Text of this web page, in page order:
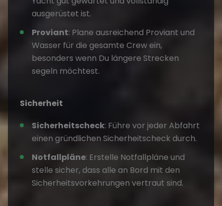
ausgerüstet ist.
Proviant: Plane ausreichend Proviant und
Wasser für die gesamte Crew ein,
besonders wenn Du längere Strecken
segeln möchtest.
Sicherheit
Sicherheitscheck: Führe vor jeder Abfahrt
einen gründlichen Sicherheitscheck durch.
Notfallpläne: Erstelle Notfallpläne und
stelle sicher, dass alle an Bord mit den
Sicherheitsvorkehrungen vertraut sind.